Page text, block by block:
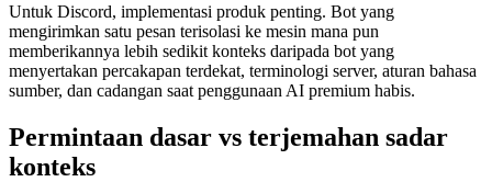
Untuk Discord, implementasi produk penting. Bot yang
mengirimkan satu pesan terisolasi ke mesin mana pun
memberikannya lebih sedikit konteks daripada bot yang
menyertakan percakapan terdekat, terminologi server, aturan bahasa
sumber, dan cadangan saat penggunaan AI premium habis.
Permintaan dasar vs terjemahan sadar
konteks